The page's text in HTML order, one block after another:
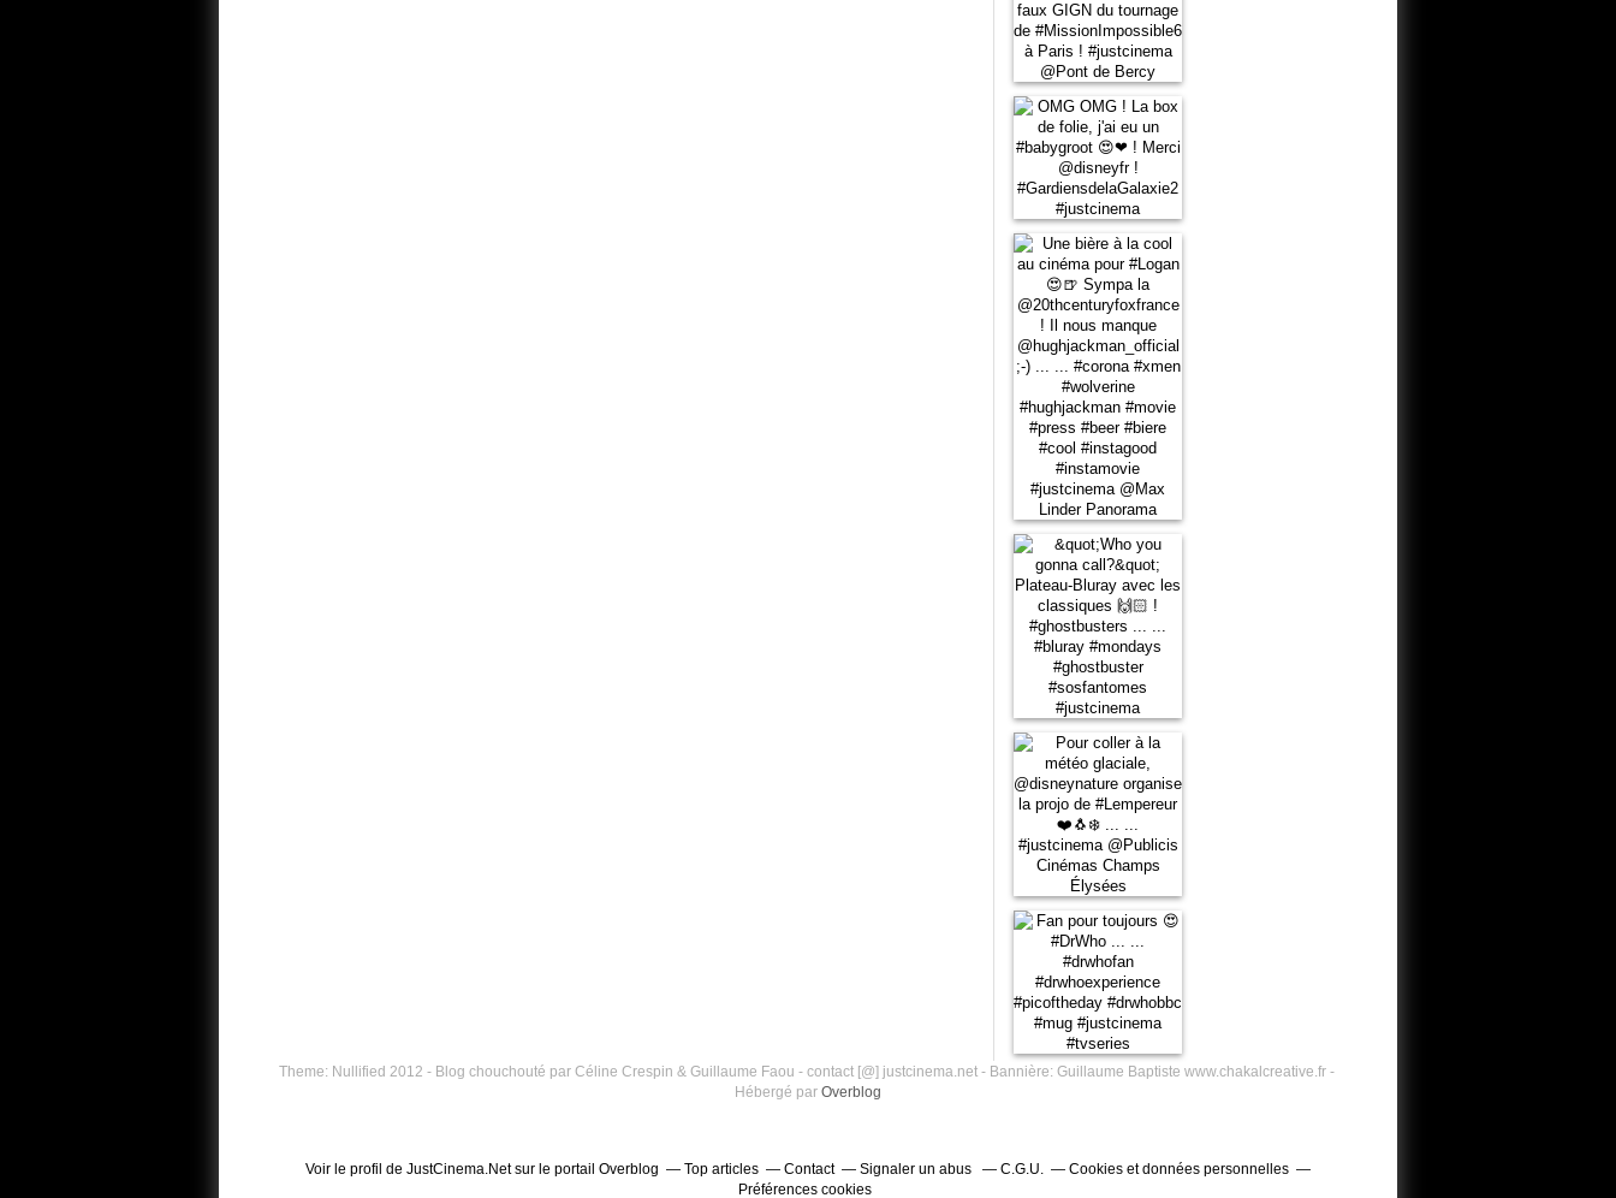
Theme: Nullified 2012 - Blog chouchouté par Céline Crespin & Guillaume Faou - contact [@] justcinema.net - Bannière: Guillaume Baptiste www.chakalcreative.fr -
Hébergé par Overblog
Voir le profil de JustCinema.Netsur le portail Overblog Top articles Contact Signaler un abus C.G.U.
Cookies et données personnelles
Préférences cookies